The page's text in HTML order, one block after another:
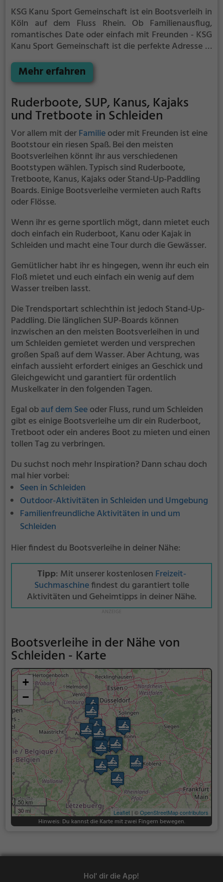
KSG Kanu Sport Gemeinschaft ist ein Bootsverleih in
Köln auf dem Fluss Rhein. Ob Familienausflug,
romantisches Date oder einfach mit Freunden - KSG
Kanu Sport Gemeinschaft ist die perfekte Adresse in
Sportbegeisterte und echte Wasserratten auf ihre
Kosten.
Mehr erfahren
Ruderboote, SUP, Kanus, Kajaks
und Tretboote in Schleiden
Vor allem mit derFamilieoder mit Freunden ist eine
Bootstour ein riesen Spaß. Bei den meisten
Bootsverleihen könnt ihr aus verschiedenen
Bootstypen wählen. Typisch sind Ruderboote,
Tretboote, Kanus, Kajaks oder Stand-Up-Paddling
Boards. Einige Bootsverleihe vermieten auch Rafts
oder Flösse.
Wenn ihr es gerne sportlich mögt, dann mietet euch
doch einfach ein Ruderboot, Kanu oder Kajak in
Schleiden und macht eine Tour durch die Gewässer.
Gemütlicher habt ihr es hingegen, wenn ihr euch ein
Floß mietet und euch einfach ein wenig auf dem
Wasser treiben lasst.
Die Trendsportart schlechthin ist jedoch Stand-Up-
Paddling. Die länglichen SUP-Boards können
inzwischen an den meisten Bootsverleihen in und
um Schleiden gemietet werden und versprechen
großen Spaß auf dem Wasser. Aber Achtung, was
einfach aussieht erfordert einiges an Geschick und
Gleichgewicht und garantiert für ordentlich
Muskelkater in den folgenden Tagen.
Egal obauf dem Seeoder Fluss, rund um Schleiden
gibt es einige Bootsverleihe um dir ein Ruderboot,
Tretboot oder ein anderes Boot zu mieten und einen
tollen Tag zu verbringen.
Du suchst noch mehr Inspiration? Dann schau doch
mal hier vorbei:
Seen in Schleiden
Outdoor-Aktivitäten in Schleiden und Umgebung
Familienfreundliche Aktivitäten in und um
Schleiden
Hier findest du Bootsverleihe in deiner Nähe:
Tipp: Mit unserer kostenlosen Freizeit-
Suchmaschinefindest du garantiert tolle
Aktivitäten und Geheimtipps in deiner Nähe.
Bootsverleihe in der Nähe von
Schleiden - Karte
+
−
50 km
30 mi
Leaflet | ©OpenStreetMap contributors
Hinweis: Du kannst die Karte mit zwei Fingern bewegen.
Hol' dir die App!